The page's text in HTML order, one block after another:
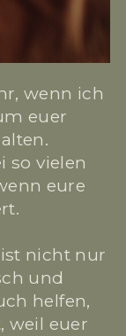
wenn ich
euer
so vielen
eure
nicht nur
und
helfen,
weil euer